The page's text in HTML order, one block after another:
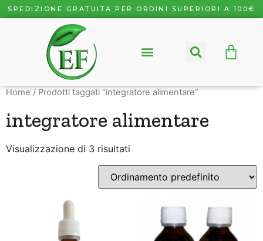
SPEDIZIONE GRATUITA PER ORDINI SUPERIORI A 100€
Home / Prodotti taggati “integratore alimentare”
integratore alimentare
Visualizzazione di 3 risultati